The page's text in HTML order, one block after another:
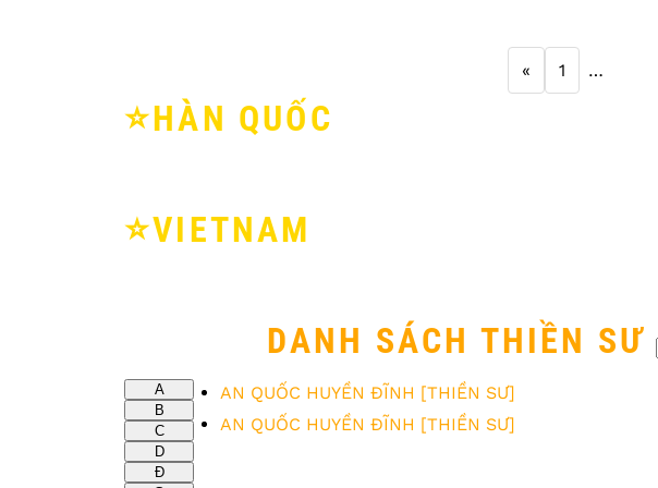
« 1 …
⭐️HÀN QUỐC
⭐️VIETNAM
DANH SÁCH THIỀN SƯ
A
B
C
D
Đ
AN QUỐC HUYỀN ĐĨNH [THIỀN SƯ]
AN QUỐC HUYỀN ĐĨNH [THIỀN SƯ]